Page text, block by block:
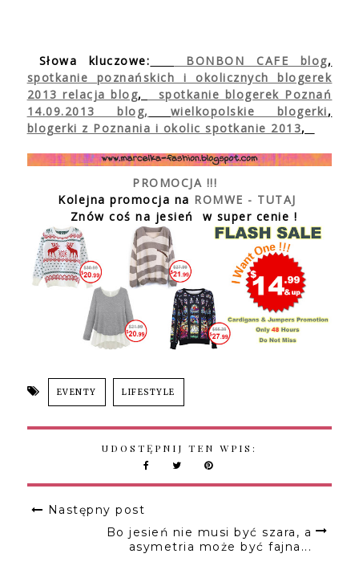
Słowa kluczowe: BONBON CAFE blog,
spotkanie poznańskich i okolicznych blogerek
2013 relacja blog,
spotkanie blogerek Poznań
14.09.2013 blog,
wielkopolskie blogerki,
blogerki z Poznania i okolic spotkanie 2013,
PROMOCJA !!!
Kolejna promocja na ROMWE - TUTAJ
Znów coś na jesień w super cenie !
EVENTY LIFESTYLE
UDOSTĘPNIJ TEN WPIS:
Następny post
Bo jesień nie musi być szara, a
asymetria może być fajna...